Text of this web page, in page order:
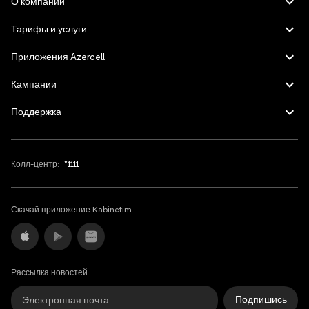
Подробнее
Тарифы и услуги
Приложения Azercell
Кампании
Поддержка
Колл-центр: *1111
Скачай приложение Kabinetim
Рассылка новостей
Подпишись